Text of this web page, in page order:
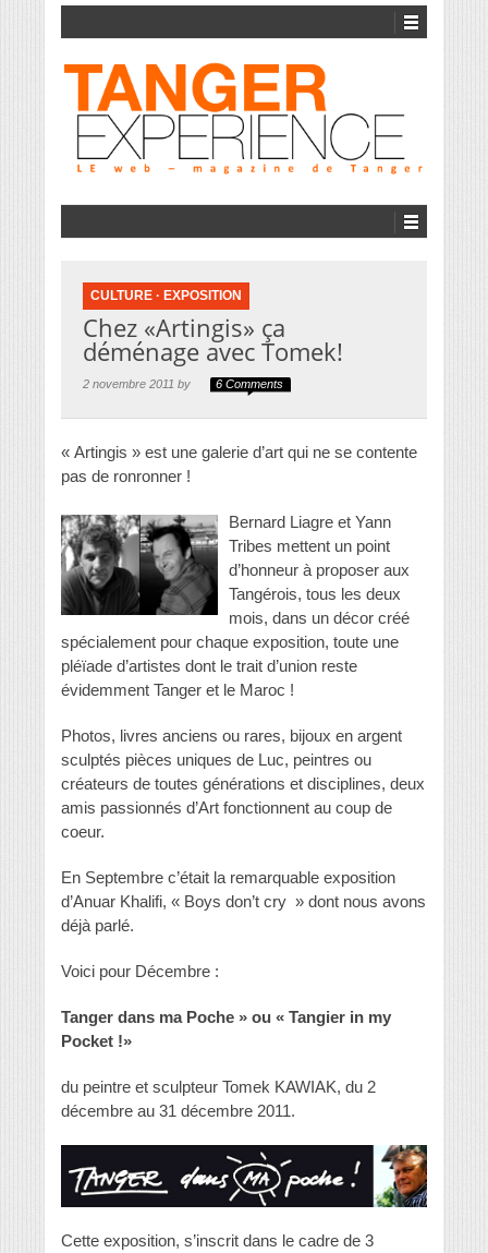
CULTURE · EXPOSITION
Chez «Artingis» ça
déménage avec Tomek!
2 novembre 2011 by 6 Comments
« Artingis » est une galerie d’art qui ne se contente
pas de ronronner !
Bernard Liagre et Yann
Tribes mettent un point
d’honneur à proposer aux
Tangérois, tous les deux
mois, dans un décor créé
spécialement pour chaque exposition, toute une
pléïade d’artistes dont le trait d’union reste
évidemment Tanger et le Maroc !
Photos, livres anciens ou rares, bijoux en argent
sculptés pièces uniques de Luc, peintres ou
créateurs de toutes générations et disciplines, deux
amis passionnés d’Art fonctionnent au coup de
coeur.
En Septembre c’était la remarquable exposition
d’Anuar Khalifi, « Boys don’t cry » dont nous avons
déjà parlé.
Voici pour Décembre :
Tanger dans ma Poche » ou « Tangier in my
Pocket !»
du peintre et sculpteur Tomek KAWIAK, du 2
décembre au 31 décembre 2011.
Cette exposition, s’inscrit dans le cadre de 3